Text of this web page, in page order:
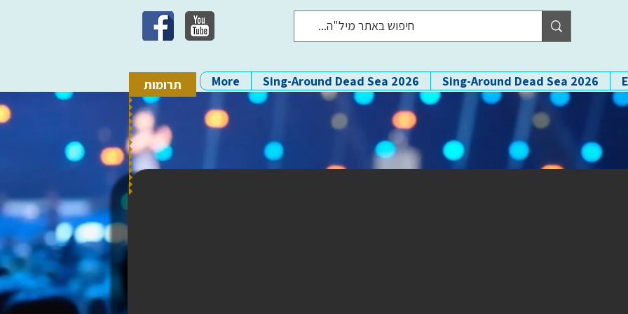
תרומות Sing-Around Dead Sea 2026
Sing-Around Dead Sea 2026
More